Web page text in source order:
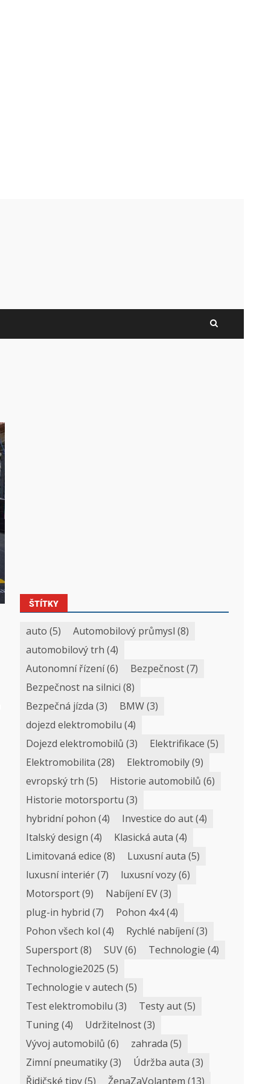
ŠTÍTKY
auto (5) Automobilový průmysl (8)
automobilový trh (4)
Autonomní řízení(6) Bezpečnost(7)
Bezpečnost na silnici (8)
Bezpečná jízda (3) BMW(3)
dojezd elektromobilu (4)
Dojezd elektromobilů (3) Elektrifikace (5)
Elektromobilita (28) Elektromobily(9)
evropský trh (5) Historie automobilů (6)
Historie motorsportu (3)
hybridní pohon (4) Investice do aut(4)
Italský design (4) Klasická auta (4)
Limitovaná edice (8) Luxusní auta (5)
luxusní interiér(7) luxusní vozy(6)
Motorsport(9) Nabíjení EV(3)
plug-in hybrid (7) Pohon 4x4(4)
Pohon všech kol (4) Rychlé nabíjení(3)
Supersport(8) SUV(6) Technologie (4)
Technologie2025 (5)
Technologie v autech (5)
Test elektromobilu (3) Testy aut(5)
Tuning(4) Udržitelnost(3)
Vývoj automobilů (6) zahrada (5)
Zimní pneumatiky(3) Údržba auta (3)
Řidičské tipy(5) ŽenaZaVolantem (13)